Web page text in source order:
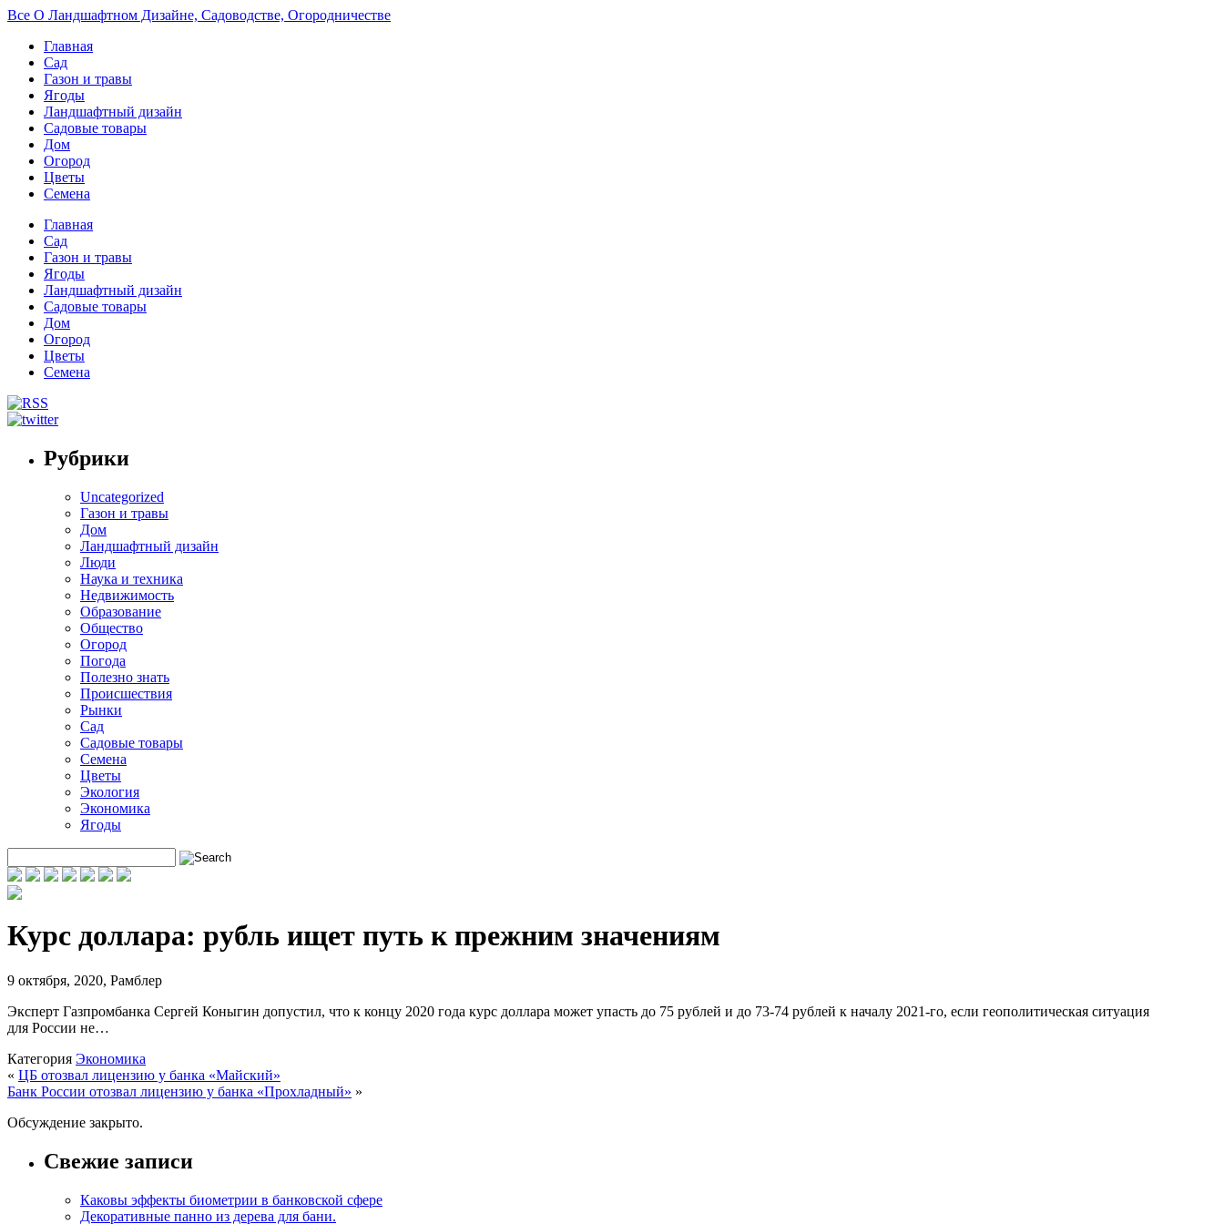
Все О Ландшафтном Дизайне, Садоводстве, Огородничестве
Главная
Сад
Газон и травы
Ягоды
Ландшафтный дизайн
Садовые товары
Дом
Огород
Цветы
Семена
Главная
Сад
Газон и травы
Ягоды
Ландшафтный дизайн
Садовые товары
Дом
Огород
Цветы
Семена
Рубрики
Uncategorized
Газон и травы
Дом
Ландшафтный дизайн
Люди
Наука и техника
Недвижимость
Образование
Общество
Огород
Погода
Полезно знать
Происшествия
Рынки
Сад
Садовые товары
Семена
Цветы
Экология
Экономика
Ягоды
Курс доллара: рубль ищет путь к прежним значениям
9 октября, 2020, Рамблер
Эксперт Газпромбанка Сергей Коныгин допустил, что к концу 2020 года курс доллара может упасть до 75 рублей и до 73-74 рублей к началу 2021-го, если геополитическая ситуация
для России не…
Категория Экономика
« ЦБ отозвал лицензию у банка «Майский»
Банк России отозвал лицензию у банка «Прохладный» »
Обсуждение закрыто.
Свежие записи
Каковы эффекты биометрии в банковской сфере
Декоративные панно из дерева для бани.